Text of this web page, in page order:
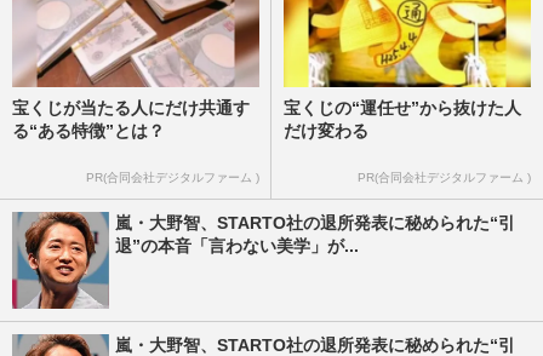
宝くじが当たる人にだけ共通す
る“ある特徴”とは？
PR(合同会社デジタルファーム )
宝くじの“運任せ”から抜けた人
だけ変わる
PR(合同会社デジタルファーム )
嵐・大野智、STARTO社の退所発表に秘められた“引
退”の本音「言わない美学」が...
嵐・大野智、STARTO社の退所発表に秘められた“引